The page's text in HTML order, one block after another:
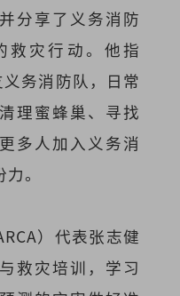
分享了义务消防
救灾行动。他指
务消防队，日常
理蜜蜂巢、寻找
多人加入义务消
。
）代表张志健
救灾培训，学习